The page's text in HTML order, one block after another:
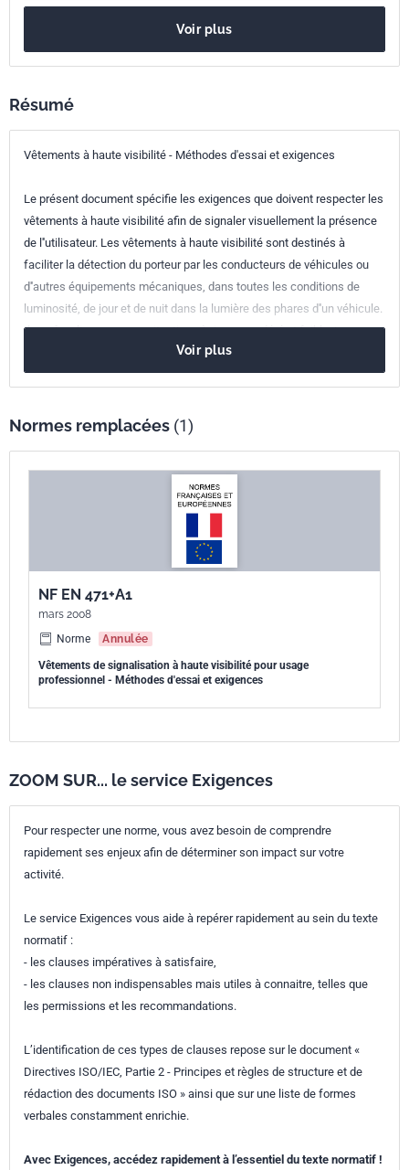
Codes ICS
Numéro de tirage
internationale
Parenté
européenne
EN ISO 20471:2013
Voir plus
Résumé
Vêtements à haute visibilité - Méthodes d'essai et exigences
Le présent document spécifie les exigences que doivent respecter les
vêtements à haute visibilité afin de signaler visuellement la présence
de l''utilisateur. Les vêtements à haute visibilité sont destinés à
faciliter la détection du porteur par les conducteurs de véhicules ou
d''autres équipements mécaniques, dans toutes les conditions de
luminosité, de jour et de nuit dans la lumière des phares d''un véhicule.
Il ne s''applique pas aux situations à risque modéré et faible. Les
exigences de performance sont indiquées pour la couleur et la rétro
réflexion ainsi que pour les surfaces minimales et le positionnement
des exigences essentielles de la Directive Nouvelle approche
Voir plus
Normes remplacées (1)
NF EN 471+A1
mars 2008
Norme
Annulée
Vêtements de signalisation à haute visibilité pour usage
professionnel - Méthodes d'essai et exigences
ZOOM SUR... le service Exigences
Pour respecter une norme, vous avez besoin de comprendre
rapidement ses enjeux afin de déterminer son impact sur votre
activité.
Le service Exigences vous aide à repérer rapidement au sein du texte
normatif :
- les clauses impératives à satisfaire,
- les clauses non indispensables mais utiles à connaitre, telles que
les permissions et les recommandations.
L’identification de ces types de clauses repose sur le document «
Directives ISO/IEC, Partie 2 - Principes et règles de structure et de
rédaction des documents ISO » ainsi que sur une liste de formes
verbales constamment enrichie.
Avec Exigences, accédez rapidement à l’essentiel du texte normatif !